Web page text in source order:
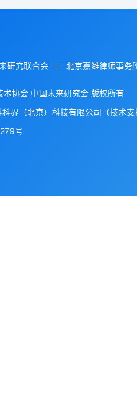
研究联合会 北京嘉潍律师事务
协会 中国未来研究会 版权所有
科界（北京）科技有限公司（技术支
号